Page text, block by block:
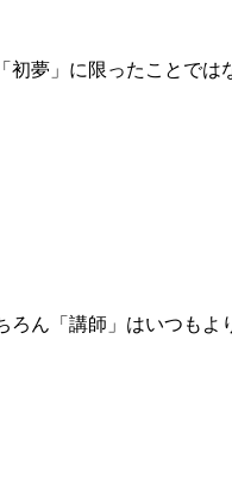
夢」に限ったことでは
ん「講師」はいつもよ